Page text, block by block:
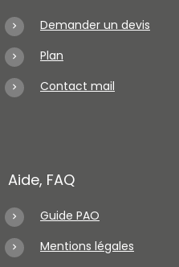
Demander un devis
Plan
Contact mail
Aide, FAQ
Guide PAO
Mentions légales